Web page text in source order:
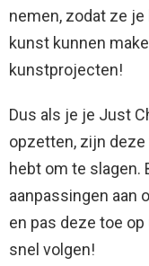
nemen, zodat ze
kunst kunnen
kunstprojecten!
Dus als je je Just
opzetten, zijn
hebt om te slagen.
aanpassingen aan
en pas deze toe
snel volgen!